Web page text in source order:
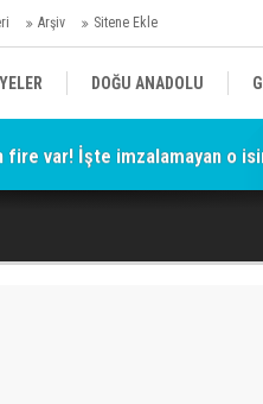
Arşiv Sitene Ekle
DOĞU ANADOLU
SAVAŞ SPOR
fire var! İşte imzalamayan o